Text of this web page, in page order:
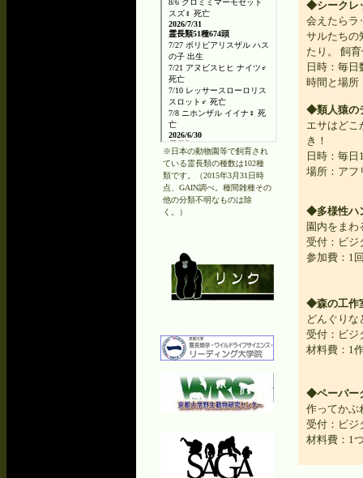
◆シークレ
会えたらラ
サルたちの
たり。 飼
日時：毎
時間と場所
◆類人猿の
エサはど
き！
日時：毎
場所：アフ
◆多様性ハ
園内をまわ
受付：ビジ
参加費：1
◆森の工作
どんぐり
受付：ビジ
材料費：1
◆ペーパー
作ってかぶ
受付：ビジ
材料費：1
※日本の動物園等で飼育され
ている霊長類の種数は102種
類です。（2015年3月31日時
点、GAIN調べ。種間雑種その
他の分類不明なものは除
く。）